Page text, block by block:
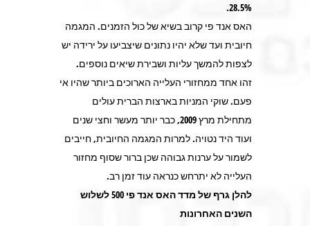
28.5%.
האס אנד פי קרוב בשיא של כול הזמנים. המגמה
חיובית ועד שלא יהיו נתונים שיצביעו על ירידה יש
לצפות להמשך עליות ושבירת שיאים נוספים.
זהו אחד ממחזורי העלייה הארוכים ביותר שהיו אי
פעם. שוקי המניות בארצות הברית עולים
מתחילת מרץ 2009, כבר יותר מעשר וחצי שנים
ועוד היד נטויה. למרות המגמה החיובית, חייבים
לשמור על ערנות גבוהה שכן ברור שסוף מחזור
העלייה לא יתרחש כנראה עוד זמן רב.
להלן גרף של מדד האס אנד פי 500 לשלוש
השנים האחרונות